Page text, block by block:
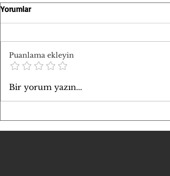
SİYASET SALONLARDAN
Yorumlar
Puanlama ekleyin
Bir yorum yazın...